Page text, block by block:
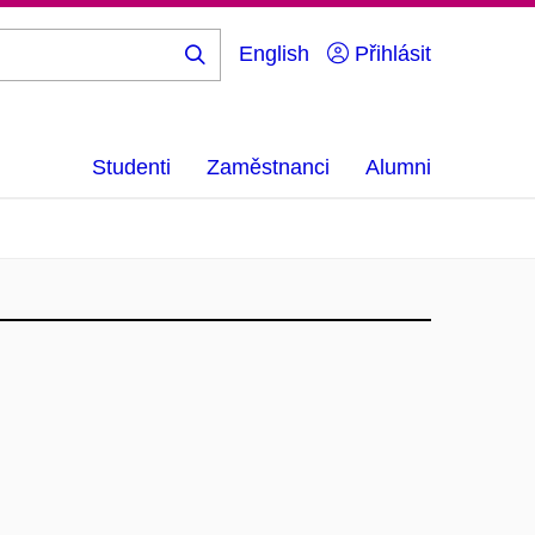
English Přihlásit
Studenti Zaměstnanci Alumni